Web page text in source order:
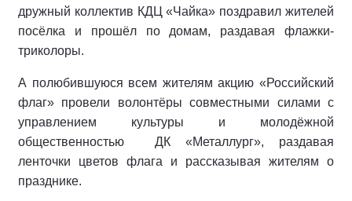
дружный коллектив КДЦ «Чайка» поздравил жителей
посёлка и прошёл по домам, раздавая флажки-
триколоры.
А полюбившуюся всем жителям акцию «Российский
флаг» провели волонтёры совместными силами с
управлением культуры и молодёжной
общественностью
ДК «Металлург», раздавая
ленточки цветов флага и рассказывая жителям о
празднике.